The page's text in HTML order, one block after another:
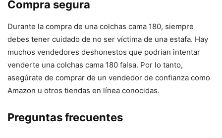
Compra segura
Durante la compra de una colchas cama 180, siempre
debes tener cuidado de no ser víctima de una estafa. Hay
muchos vendedores deshonestos que podrían intentar
venderte una colchas cama 180 falsa. Por lo tanto,
asegúrate de comprar de un vendedor de confianza como
Amazon u otros tiendas en línea conocidas.
Preguntas frecuentes